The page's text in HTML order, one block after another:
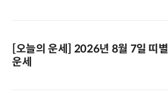
[오늘의 운세] 2026년 8월 7일 띠별
운세